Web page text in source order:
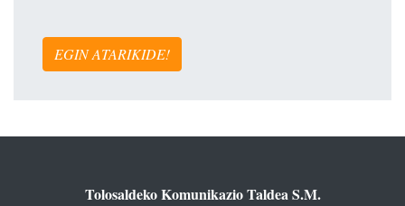
EGIN ATARIKIDE!
Tolosaldeko Komunikazio Taldea S.M.